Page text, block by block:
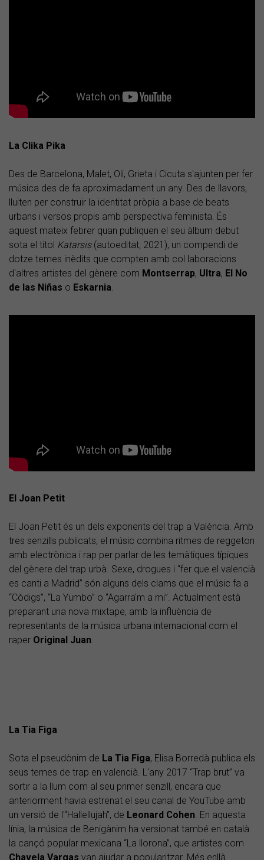
La Clika Pika
Des de Barcelona, Malet, Oli, Grieta i Cicuta s'ajunten per fer
música des de fa aproximadament un any. Des de llavors,
lluiten per construir la identitat pròpia a base de beats
urbans i versos propis amb perspectiva feminista. És
aquest mateix febrer quan publiquen el seu àlbum debut
sota el títol Katarsis (autoeditat, 2021), un compendi de
dotze temes inèdits que compten amb col·laboracions
d'altres artistes del gènere com Montserrap, Ultra, El No
de las Niñas o Eskarnia
El Joan Petit
El Joan Petit és un dels exponents del trap a València. Amb
tres senzills publicats, el músic combina ritmes de reggeton
amb electrònica i rap per parlar de les temàtiques típiques
del gènere del trap urbà. Sexe, drogues i “fer que el valencià
es canti a Madrid” són alguns dels clams que el músic fa a
“Còdigs”, “La Yumbo” o "Agarra'm a mi”. Actualment està
preparant una nova mixtape, amb la influència de
representants de la música urbana internacional com el
raper Original Juan
La Tia Figa
Sota el pseudònim de La Tia Figa, Elisa Borredà publica els
seus temes de trap en valencià. L'any 2017 “Trap brut” va
sortir a la llum com al seu primer senzill, encara que
anteriorment havia estrenat el seu canal de YouTube amb
un versió de l'“Hallellujah”, de Leonard Cohen . En aquesta
línia, la música de Benigànim ha versionat també en català
la cançó popular mexicana “La llorona”, que artistes com
Chavela Vargas van ajudar a popularitzar. Més enllà